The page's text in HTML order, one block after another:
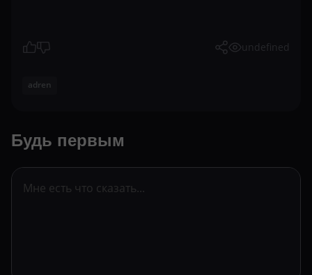
undefined
adren
Будь первым